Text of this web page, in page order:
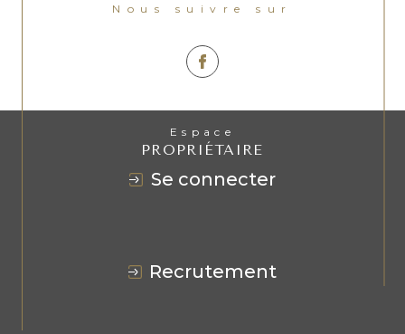
Nous suivre sur
Espace
PROPRIÉTAIRE
se connecter
recrutement